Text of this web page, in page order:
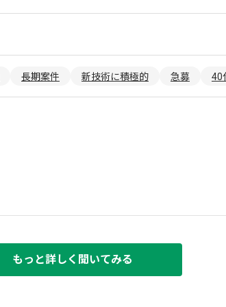
長期案件 新技術に積極的 急募 40
もっと詳しく聞いてみる